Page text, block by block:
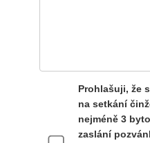
Prohlašuji, že
na setkání
nejméně 3
zaslání